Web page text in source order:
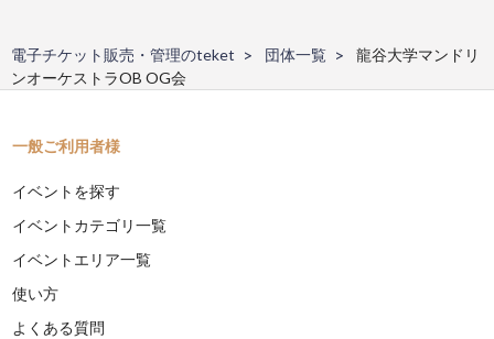
電子チケット販売・管理のteket 団体一覧
龍谷大学マンドリ
ンオーケストラOB OG会
一般ご利用者様
イベントを探す
イベントカテゴリ一覧
イベントエリア一覧
使い方
よくある質問